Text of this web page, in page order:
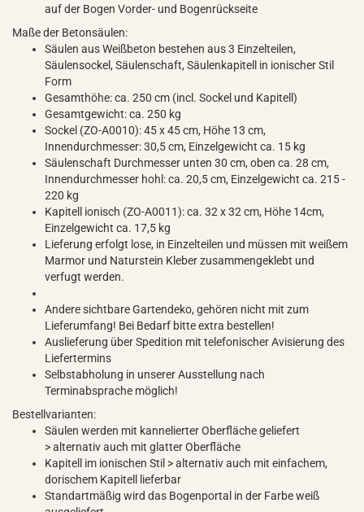
auf der Bogen Vorder- und Bogenrückseite
Maße der Betonsäulen:
Säulen aus Weißbeton bestehen aus 3 Einzelteilen,
Säulensockel, Säulenschaft, Säulenkapitell in ionischer Stil
Form
Gesamthöhe: ca. 250 cm (incl. Sockel und Kapitell)
Gesamtgewicht: ca. 250 kg
Sockel (ZO-A0010): 45 x 45 cm, Höhe 13 cm,
Innendurchmesser: 30,5 cm, Einzelgewicht ca. 15 kg
Säulenschaft Durchmesser unten 30 cm, oben ca. 28 cm,
Innendurchmesser hohl: ca. 20,5 cm, Einzelgewicht ca. 215 -
220 kg
Kapitell ionisch (ZO-A0011): ca. 32 x 32 cm, Höhe 14cm,
Einzelgewicht ca. 17,5 kg
Lieferung erfolgt lose, in Einzelteilen und müssen mit weißem
Marmor und Naturstein Kleber zusammengeklebt und
verfugt werden.
Andere sichtbare Gartendeko, gehören nicht mit zum
Lieferumfang! Bei Bedarf bitte extra bestellen!
Auslieferung über Spedition mit telefonischer Avisierung des
Liefertermins
Selbstabholung in unserer Ausstellung nach
Terminabsprache möglich!
Bestellvarianten:
Säulen werden mit kannelierter Oberfläche geliefert
> alternativ auch mit glatter Oberfläche
Kapitell im ionischen Stil > alternativ auch mit einfachem,
dorischem Kapitell lieferbar
Standartmäßig wird das Bogenportal in der Farbe weiß